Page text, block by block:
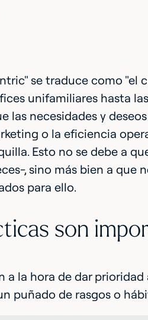
se traduce como "el
unifamiliares hasta
las necesidades y
o la eficiencia
Esto no se debe a
, sino más bien a que
para ello.
son
la hora de dar prioridad
puñado de rasgos o